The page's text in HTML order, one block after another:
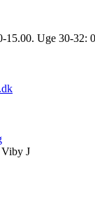
15.00. Uge 30-32:
Viby J